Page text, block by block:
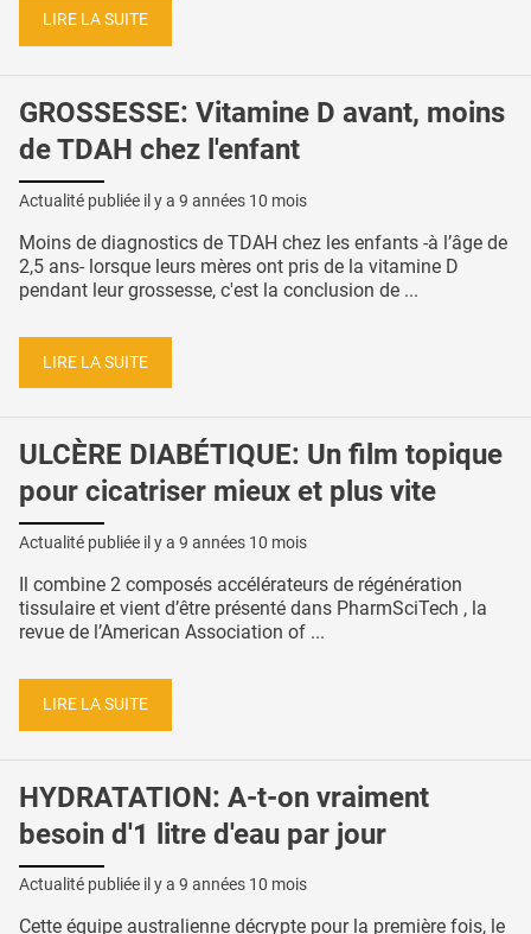
LIRE LA SUITE
GROSSESSE: Vitamine D avant, moins
de TDAH chez l'enfant
Actualité publiée il y a 9 années 10 mois
Moins de diagnostics de TDAH chez les enfants -à l’âge de
2,5 ans- lorsque leurs mères ont pris de la vitamine D
pendant leur grossesse, c'est la conclusion de ...
LIRE LA SUITE
ULCÈRE DIABÉTIQUE: Un film topique
pour cicatriser mieux et plus vite
Actualité publiée il y a 9 années 10 mois
Il combine 2 composés accélérateurs de régénération
tissulaire et vient d’être présenté dans PharmSciTech , la
revue de l’American Association of ...
LIRE LA SUITE
HYDRATATION: A-t-on vraiment
besoin d'1 litre d'eau par jour
Actualité publiée il y a 9 années 10 mois
Cette équipe australienne décrypte pour la première fois, le